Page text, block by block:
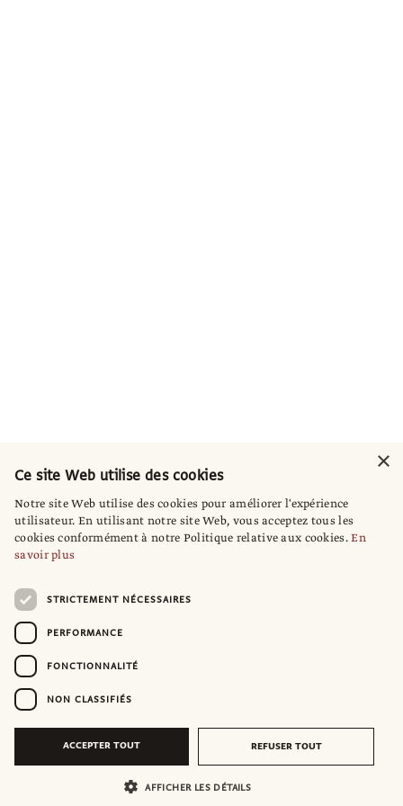
×
Ce site Web utilise des cookies
Notre site Web utilise des cookies pour améliorer l'expérience
utilisateur. En utilisant notre site Web, vous acceptez tous les
cookies conformément à notre Politique relative aux cookies.En
savoir plus
STRICTEMENT NÉCESSAIRES
PERFORMANCE
FONCTIONNALITÉ
NON CLASSIFIÉS
ACCEPTER TOUT REFUSER TOUT
AFFICHER LES DÉTAILS